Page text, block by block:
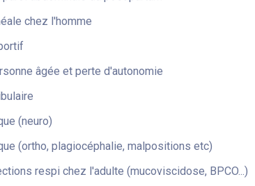
chez l'homme
âgée et perte d'autonomie
(neuro)
(ortho, plagiocéphalie, malpositions etc)
respi chez l'adulte (mucoviscidose, BPCO...)